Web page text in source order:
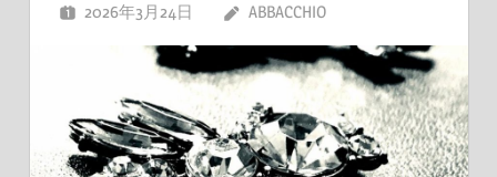
2026年3月24日 ABBACCHIO